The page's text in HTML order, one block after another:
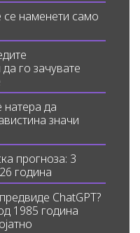
се наменети само
го зачувате
натера да
значи
прогноза: 3
година
ChatGPT?
1985 година